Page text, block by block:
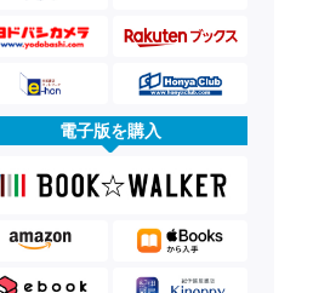
電子版を購入